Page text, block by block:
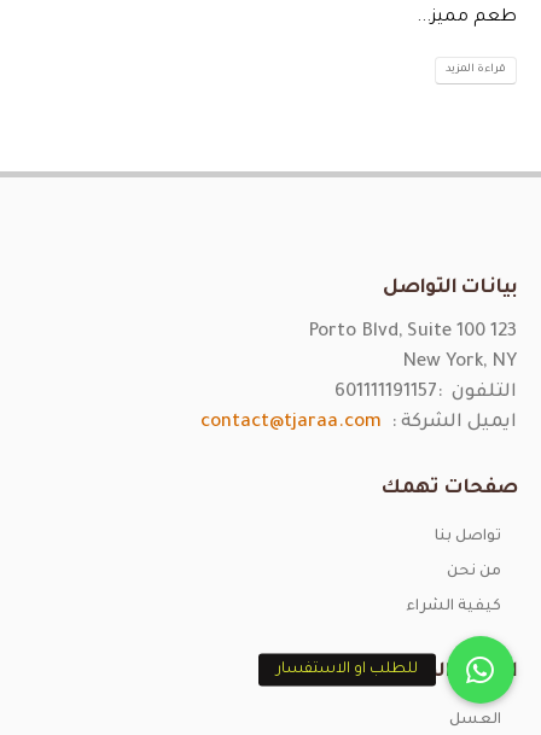
طعم مميز...
قراءة المزيد
بيانات التواصل
123 Porto Blvd, Suite 100
New York, NY
التلفون :601111191157
ايميل الشركة : contact@tjaraa.com
صفحات تهمك
تواصل بنا
من نحن
كيفية الشراء
اقسام المنتجات
العسل
للطلب او الاستفسار